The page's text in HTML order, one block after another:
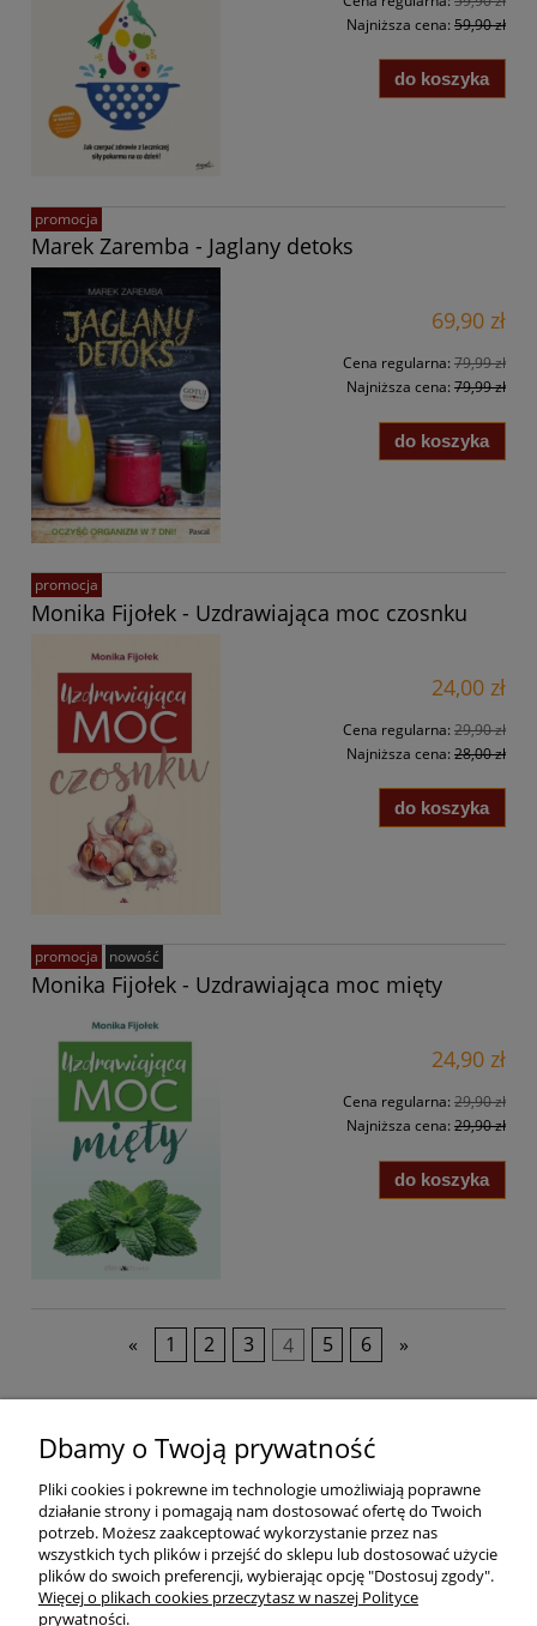
Najniższa cena: 59,90 zł
do koszyka
Marek Zaremba - Jaglany detoks
69,90 zł
Cena regularna: 79,99 zł
Najniższa cena: 79,99 zł
do koszyka
promocja
Monika Fijołek - Uzdrawiająca moc czosnku
24,00 zł
Cena regularna: 29,90 zł
Najniższa cena: 28,00 zł
do koszyka
promocja
Monika Fijołek - Uzdrawiająca moc mięty
24,90 zł
Cena regularna: 29,90 zł
Najniższa cena: 29,90 zł
do koszyka
promocja nowość
« 1 2 3 4 5 6 »
Pomoc
Dostawa
Moje konto
Dbamy o Twoją prywatność
Pliki cookies i pokrewne im technologie umożliwiają poprawne
działanie strony i pomagają nam dostosować ofertę do Twoich
potrzeb. Możesz zaakceptować wykorzystanie przez nas
wszystkich tych plików i przejść do sklepu lub dostosować użycie
plików do swoich preferencji, wybierając opcję "Dostosuj zgody".
Więcej o plikach cookies przeczytasz w naszej Polityce
prywatności.